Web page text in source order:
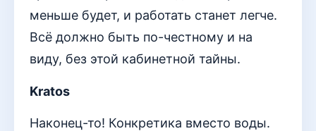
меньше будет, и работать станет легче.
Всё должно быть по-честному и на
виду, без этой кабинетной тайны.
Kratos
Наконец-то! Конкретика вместо воды.